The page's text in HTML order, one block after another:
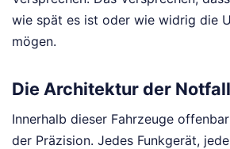
wie spät es ist oder wie widrig die
mögen.
Die Architektur der
Innerhalb dieser Fahrzeuge
der Präzision. Jedes Funkgerät,